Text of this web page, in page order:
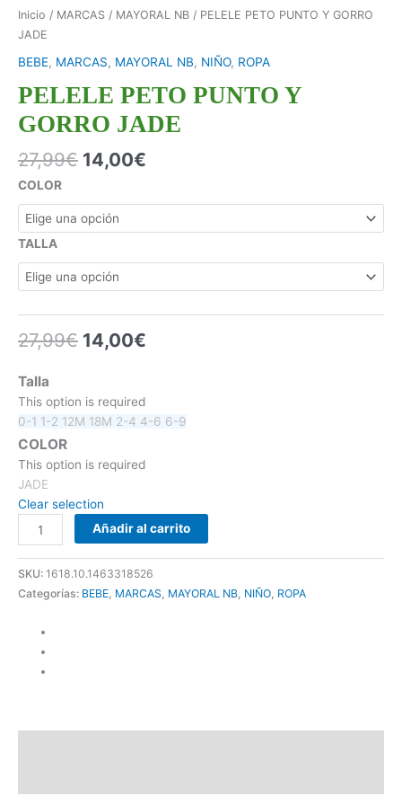
Inicio / MARCAS / MAYORAL NB / PELELE PETO PUNTO Y GORRO
JADE
BEBE, MARCAS, MAYORAL NB, NIÑO, ROPA
PELELE PETO PUNTO Y
GORRO JADE
27,99€ 14,00€
COLOR
TALLA
27,99€ 14,00€
Talla
This option is required
0-1 1-2 12M 18M 2-4 4-6 6-9
COLOR
This option is required
JADE
Clear selection
Añadir al carrito
SKU: 1618.10.1463318526
Categorías: BEBE MARCAS MAYORAL NB NIÑO ROPA